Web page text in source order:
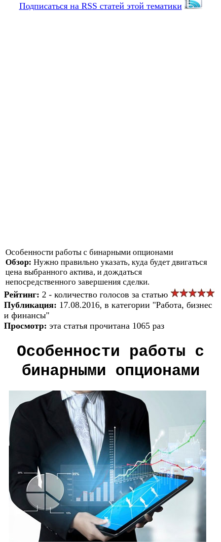
Подписаться на RSS статей этой тематики
Особенности работы с бинарными опционами
Обзор: Нужно правильно указать, куда будет двигаться
цена выбранного актива, и дождаться
непосредственного завершения сделки.
Рейтинг: 2 - количество голосов за статью
Публикация: 17.08.2016, в категории "Работа, бизнес
и финансы"
Просмотр: эта статья прочитана 1065 раз
Особенности работы с
бинарными опционами